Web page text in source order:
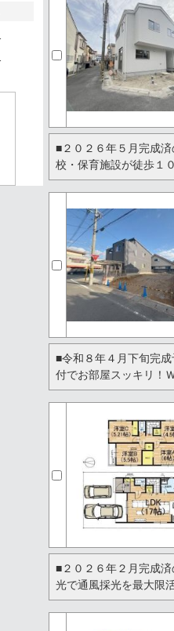
■２０２６年５月完成
校・保育施設が徒歩１
■令和８年４月下旬完
付でお部屋スッキリ！
■２０２６年２月完成
光で通風採光を最大限